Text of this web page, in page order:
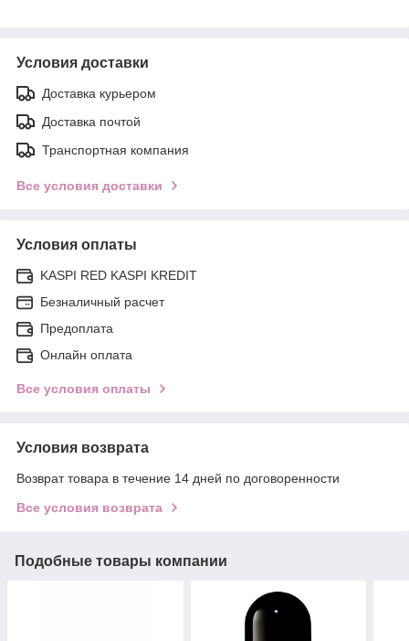
Условия доставки
Доставка курьером
Доставка почтой
Транспортная компания
Все условия доставки
Условия оплаты
KASPI RED KASPI KREDIT
Безналичный расчет
Предоплата
Онлайн оплата
Все условия оплаты
Условия возврата
Возврат товара в течение 14 дней по договоренности
Все условия возврата
Подобные товары компании